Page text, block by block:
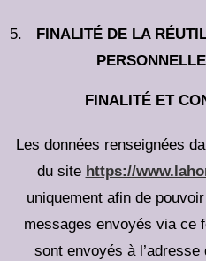
FINALITÉ DE LA
FINALITÉ ET
Les données renseignées
du site https://
uniquement afin de
messages envoyés via ce
sont envoyés à l’adresse